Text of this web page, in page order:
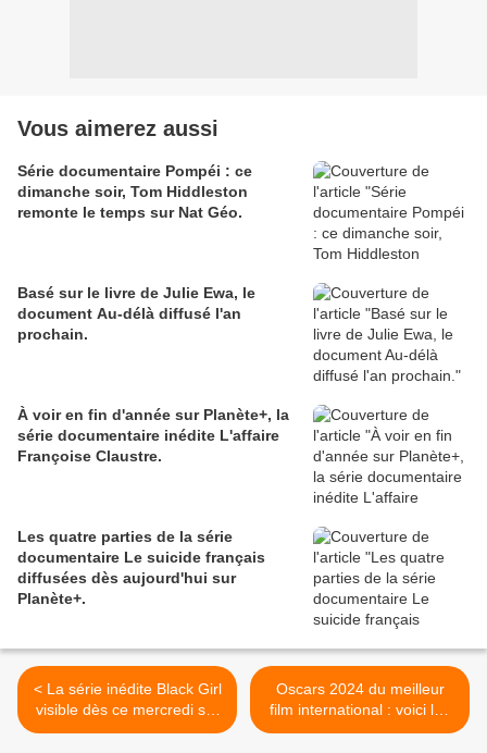
Vous aimerez aussi
Série documentaire Pompéi : ce
dimanche soir, Tom Hiddleston
remonte le temps sur Nat Géo.
Basé sur le livre de Julie Ewa, le
document Au-délà diffusé l'an
prochain.
À voir en fin d'année sur Planète+, la
série documentaire inédite L'affaire
Françoise Claustre.
Les quatre parties de la série
documentaire Le suicide français
diffusées dès aujourd'hui sur
Planète+.
< La série inédite Black Girl
visible dès ce mercredi sur
Disney+.
Oscars 2024 du meilleur
film international : voici les
cinq films français